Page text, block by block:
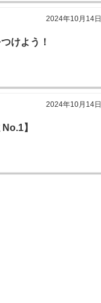
2024年10月14日
けよう！
2024年10月14日
】